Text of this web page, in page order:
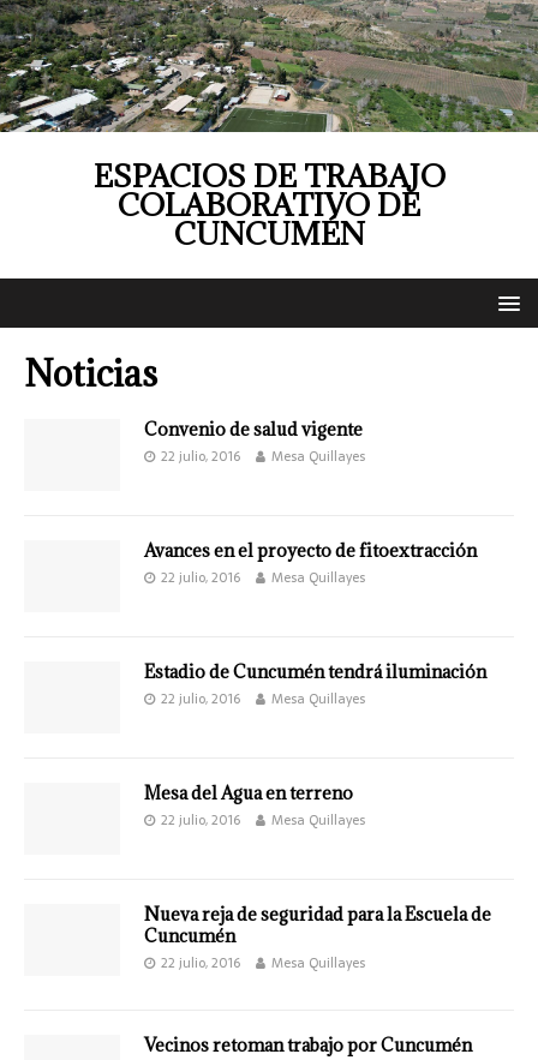
ESPACIOS DE TRABAJO
COLABORATIVO DE
CUNCUMÉN
Noticias
Convenio de salud vigente
22 julio, 2016 Mesa Quillayes
Avances en el proyecto de fitoextracción
22 julio, 2016 Mesa Quillayes
Estadio de Cuncumén tendrá iluminación
22 julio, 2016 Mesa Quillayes
Mesa del Agua en terreno
22 julio, 2016 Mesa Quillayes
Nueva reja de seguridad para la Escuela de
Cuncumén
22 julio, 2016 Mesa Quillayes
Vecinos retoman trabajo por Cuncumén